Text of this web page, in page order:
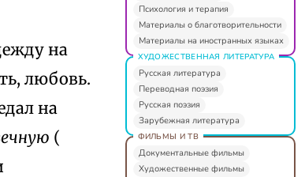
на
любовь.
на
(
Психология и терапия
Материалы о благотворительности
Материалы на иностранных языках
ХУДОЖЕСТВЕННАЯ ЛИТЕРАТУРА
Русская литература
Переводная поэзия
Русская поэзия
Зарубежная литература
ФИЛЬМЫ И ТВ
Документальные фильмы
Художественные фильмы